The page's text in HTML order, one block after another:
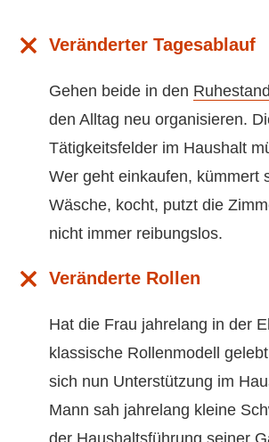
Veränderter Tagesablauf
Gehen beide in den Ruhestand
den Alltag neu organisieren.
Tätigkeitsfelder im Haushalt
Wer geht einkaufen, kümmert
Wäsche, kocht, putzt die
nicht immer reibungslos.
Veränderte Rollen
Hat die Frau jahrelang in der
klassische Rollenmodell
sich nun Unterstützung im
Mann sah jahrelang kleine